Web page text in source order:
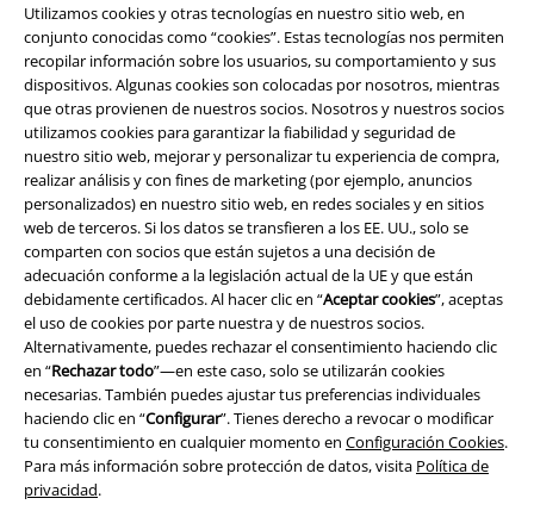
Utilizamos cookies y otras tecnologías en nuestro sitio web, en
conjunto conocidas como “cookies”. Estas tecnologías nos permiten
recopilar información sobre los usuarios, su comportamiento y sus
dispositivos. Algunas cookies son colocadas por nosotros, mientras
que otras provienen de nuestros socios. Nosotros y nuestros socios
utilizamos cookies para garantizar la fiabilidad y seguridad de
nuestro sitio web, mejorar y personalizar tu experiencia de compra,
realizar análisis y con fines de marketing (por ejemplo, anuncios
personalizados) en nuestro sitio web, en redes sociales y en sitios
web de terceros. Si los datos se transfieren a los EE. UU., solo se
comparten con socios que están sujetos a una decisión de
adecuación conforme a la legislación actual de la UE y que están
debidamente certificados. Al hacer clic en “Aceptar cookies”, aceptas
el uso de cookies por parte nuestra y de nuestros socios.
Alternativamente, puedes rechazar el consentimiento haciendo clic
en “Rechazar todo”—en este caso, solo se utilizarán cookies
necesarias. También puedes ajustar tus preferencias individuales
haciendo clic en “Configurar”. Tienes derecho a revocar o modificar
tu consentimiento en cualquier momento en Configuración Cookies.
Para más información sobre protección de datos, visita Política de
privacidad.
A Warner Music Group Company
Seguridad